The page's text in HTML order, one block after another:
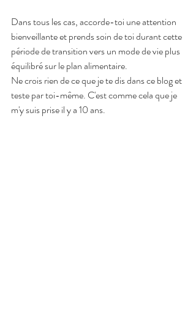
Dans tous les cas, accorde-toi une attention
bienveillante et prends soin de toi durant cette
période de transition vers un mode de vie plus
équilibré sur le plan alimentaire.
Ne crois rien de ce que je te dis dans ce blog et
teste par toi-même. C'est comme cela que je
m'y suis prise il y a 10 ans.